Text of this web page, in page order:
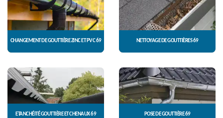
CHANGEMENT DE GOUTTIÈRE ZINC ET PVC 69 NETTOYAGE DE GOUTTIÈRES 69
ETANCHÉITÉ GOUTTIÈRE ET CHENAUX 69 POSE DE GOUTTIÈRE 69